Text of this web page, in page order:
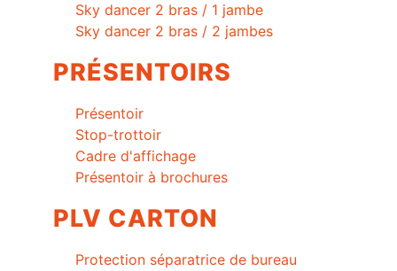
Sky dancer 2 bras / 1 jambe
Sky dancer 2 bras / 2 jambes
PRÉSENTOIRS
Présentoir
Stop-trottoir
Cadre d'affichage
Présentoir à brochures
PLV CARTON
Protection séparatrice de bureau